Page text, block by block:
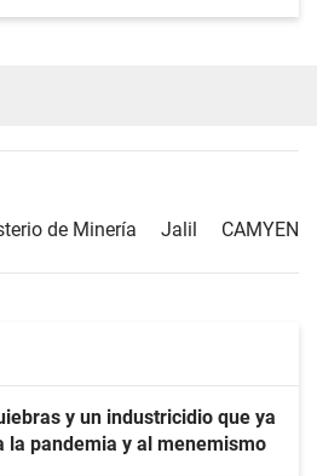
de Minería Jalil CAMYEN
y un industricidio que ya
la pandemia y al menemismo